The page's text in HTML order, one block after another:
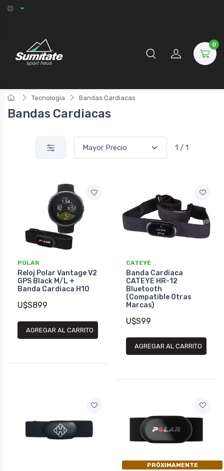
0
Tecnología Bandas Cardiacas
Bandas Cardiacas
1 / 1
POLAR
Reloj Polar Vantage V2
GPS Black M/L +
Banda Cardiaca H10
U$S899
AGREGAR AL CARRITO
CATEYE
Banda Cardiaca
CATEYE HR-12
Bluetooth
(Compatible Otras
Marcas)
U$S99
AGREGAR AL CARRITO
PRÓXIMAMENTE